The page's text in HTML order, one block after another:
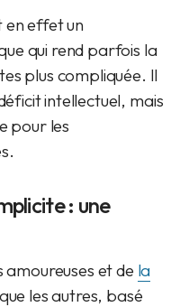
en effet un
qui rend parfois la
plus compliquée. Il
intellectuel, mais
pour les
: une
et de la
les autres, basé